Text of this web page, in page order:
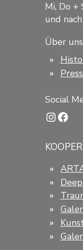
Mi, Do +
und
Über uns
Social